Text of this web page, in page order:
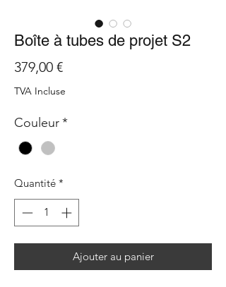
Boîte à tubes de projet S2
379,00 €Prix
TVA Incluse
Couleur*
Quantité *
Ajouter au panier